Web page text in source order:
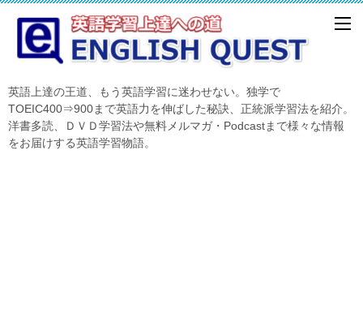
英語上達の王道、もう英語学習に迷わせない。独学で
TOEIC400⇒900まで英語力を伸ばした秘訣、正統派学習法を紹介。
洋書多読、ＤＶＤ学習法や無料メルマガ・Podcastまで様々な情報
をお届けする英語学習物語。